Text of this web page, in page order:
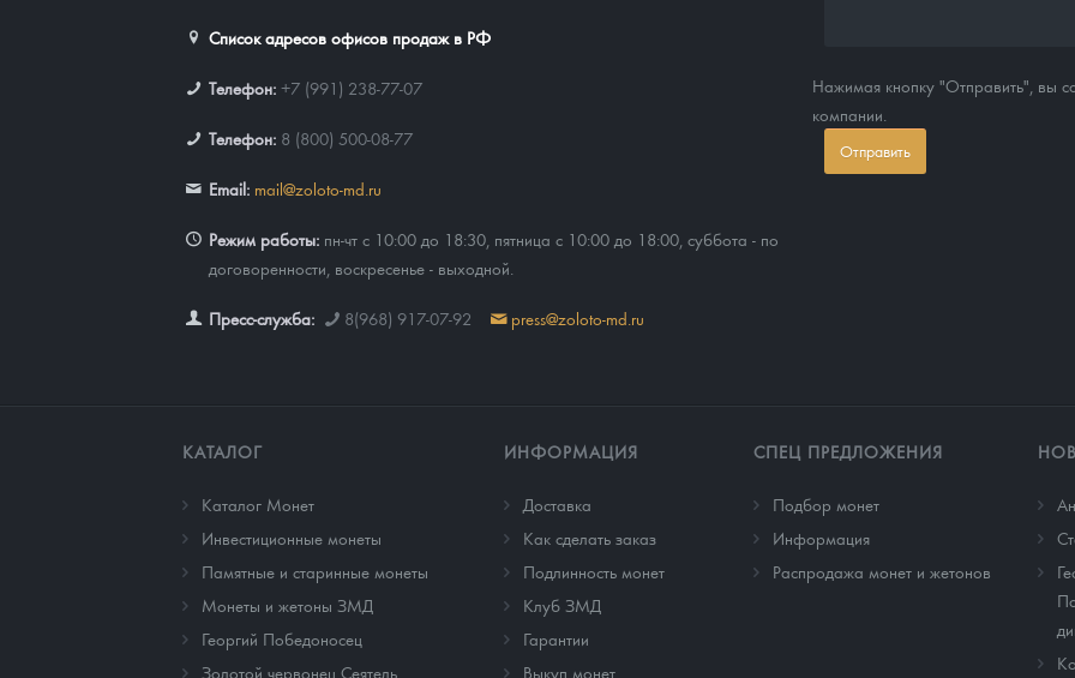
Список адресов офисов продаж в РФ
Телефон: +7 (991) 238-77-07
Телефон: 8 (800) 500-08-77
Email: mail@zoloto-md.ru
Режим работы: пн-чт с 10:00 до 18:30, пятница с 10:00 до 18:00, суббота - по
договоренности, воскресенье - выходной.
Пресс-служба: 8(968) 917-07-92 press@zoloto-md.ru
Нажимая кнопку "Отправить", вы
компании.
Отправить
КАТАЛОГ
Каталог Монет
Инвестиционные монеты
Памятные и старинные монеты
Монеты и жетоны ЗМД
Георгий Победоносец
Золотой червонец Сеятель
ИНФОРМАЦИЯ
Доставка
Как сделать заказ
Подлинность монет
Клуб ЗМД
Гарантии
Выкуп монет
СПЕЦ ПРЕДЛОЖЕНИЯ
Подбор монет
Информация
Распродажа монет и жетонов